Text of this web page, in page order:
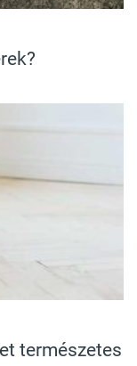
természetes